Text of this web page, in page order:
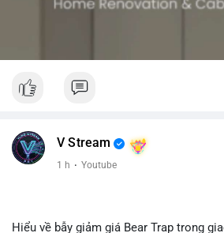
V Stream
1 h · Youtube
Hiểu về bẫy giảm giá Bear Trap trong